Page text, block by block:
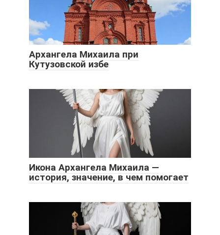
Архангела Михаила при
Кутузовской избе
Икона Архангела Михаила —
история, значение, в чем помогает